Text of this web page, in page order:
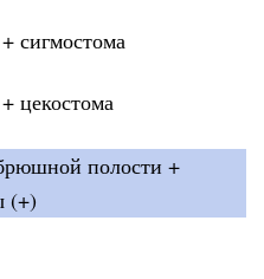
сигмостома
цекостома
полости +
(+)